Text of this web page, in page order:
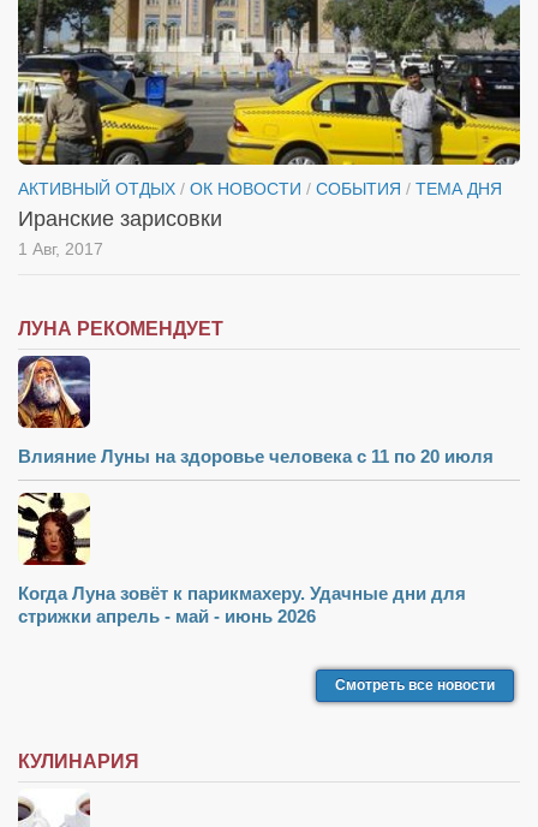
АКТИВНЫЙ ОТДЫХ / ОК НОВОСТИ / СОБЫТИЯ / ТЕМА ДНЯ
Иранские зарисовки
1 Авг, 2017
ЛУНА РЕКОМЕНДУЕТ
Влияние Луны на здоровье человека с 11 по 20 июля
Когда Луна зовёт к парикмахеру. Удачные дни для
стрижки апрель - май - июнь 2026
Смотреть все новости
КУЛИНАРИЯ